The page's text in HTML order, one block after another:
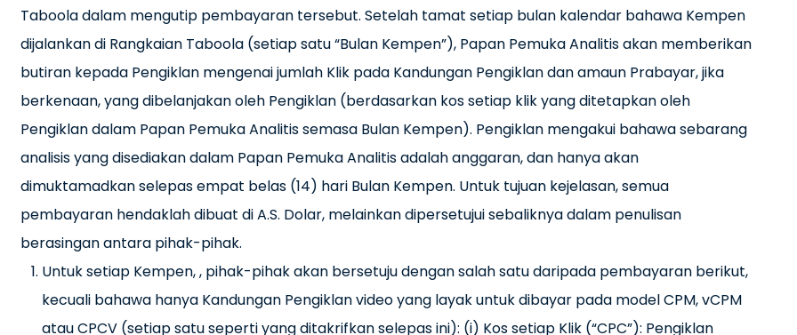
Taboola dalam mengutip pembayaran tersebut. Setelah tamat setiap bulan kalendar bahawa Kempen
dijalankan di Rangkaian Taboola (setiap satu “Bulan Kempen”), Papan Pemuka Analitis akan memberikan
butiran kepada Pengiklan mengenai jumlah Klik pada Kandungan Pengiklan dan amaun Prabayar, jika
berkenaan, yang dibelanjakan oleh Pengiklan (berdasarkan kos setiap klik yang ditetapkan oleh
Pengiklan dalam Papan Pemuka Analitis semasa Bulan Kempen). Pengiklan mengakui bahawa sebarang
analisis yang disediakan dalam Papan Pemuka Analitis adalah anggaran, dan hanya akan
dimuktamadkan selepas empat belas (14) hari Bulan Kempen. Untuk tujuan kejelasan, semua
pembayaran hendaklah dibuat di A.S. Dolar, melainkan dipersetujui sebaliknya dalam penulisan
berasingan antara pihak-pihak.
Untuk setiap Kempen, , pihak-pihak akan bersetuju dengan salah satu daripada pembayaran berikut,
kecuali bahawa hanya Kandungan Pengiklan video yang layak untuk dibayar pada model CPM, vCPM
atau CPCV (setiap satu seperti yang ditakrifkan selepas ini): (i) Kos setiap Klik (“CPC”): Pengiklan